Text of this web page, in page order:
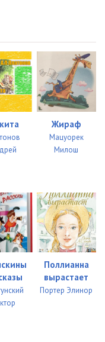
Жираф
Мацуорек
Милош
Поллианна
вырастает
Портер Элинор